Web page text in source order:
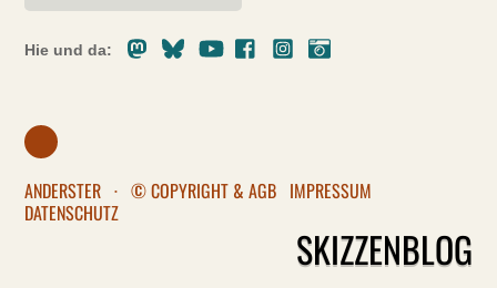
Hie und da:
MastodonBlueskyYoutubeFacebookInstagram
ANDERSTER · © COPYRIGHT & AGB IMPRESSUM
DATENSCHUTZ
SKIZZENBLOG